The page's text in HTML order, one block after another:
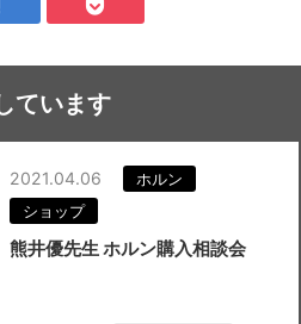
ています
2021.04.06
ホルン
ショップ
熊井優先生 ホルン購入相談会